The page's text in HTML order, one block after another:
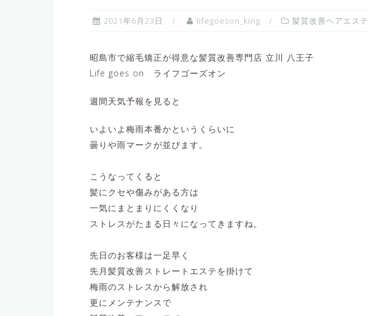
2021年6月23日 lifegoeson_king 髪質改善ヘアエステ
昭島市で縮毛矯正が得意な髪質改善専門店 立川 八王子
Life goes on ライフゴーズオン
週間天気予報を見ると
いよいよ梅雨本番かというくらいに
曇りや雨マークが並びます。
こうなってくると
髪にクセや傷みがある方は
一気にまとまりにくくなり
ストレスがたまる日々になってきますね。
先日のお客様は一足早く
先月髪質改善ストレートエステを掛けて
梅雨のストレスから解放され
更にメンテナンスで